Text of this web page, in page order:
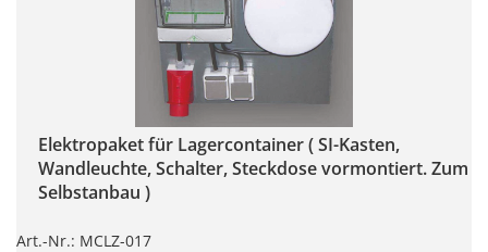
Elektropaket für Lagercontainer ( SI-Kasten,
Wandleuchte, Schalter, Steckdose vormontiert. Zum
Selbstanbau )
Art.-Nr.: MCLZ-017